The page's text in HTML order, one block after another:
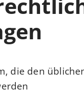
die den